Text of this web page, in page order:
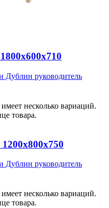
Дублин руководитель
несколько вариаций.
товара.
Дублин руководитель
несколько вариаций.
товара.